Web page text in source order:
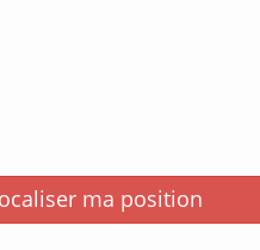
ma position